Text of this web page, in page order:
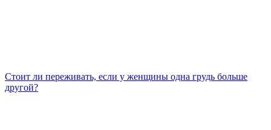
Стоит ли переживать, если у женщины одна грудь больше
другой?